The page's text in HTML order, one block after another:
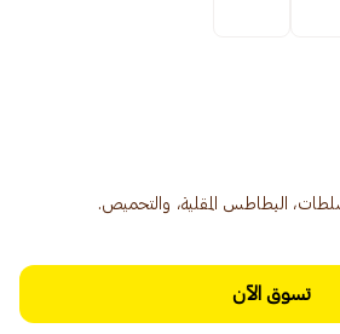
البطاطس المقلية، والتحميص.
تسوق الآن